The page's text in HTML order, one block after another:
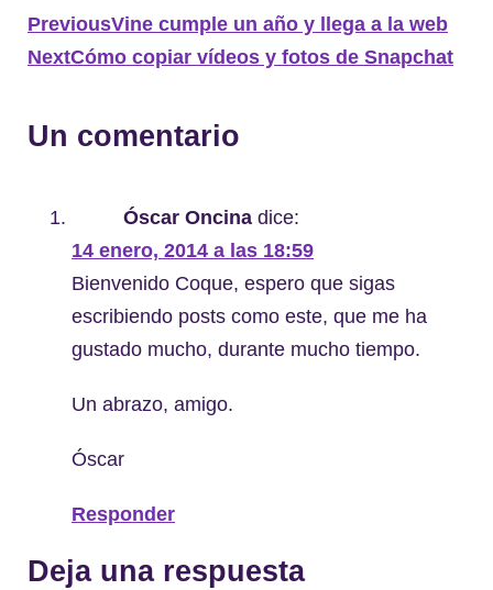
PreviousVine cumple un año y llega a la web
NextCómo copiar vídeos y fotos de Snapchat
Un comentario
Óscar Oncina dice:
14 enero, 2014 a las 18:59
Bienvenido Coque, espero que sigas
escribiendo posts como este, que me ha
gustado mucho, durante mucho tiempo.
Un abrazo, amigo.
Óscar
Responder
Deja una respuesta